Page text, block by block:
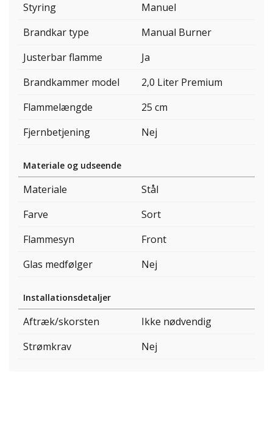
Styring
Manuel
Brandkar type
Manual Burner
Justerbar flamme
Ja
Brandkammer model
2,0 Liter Premium
Flammelængde
25 cm
Fjernbetjening
Nej
Materiale og udseende
Materiale
Stål
Farve
Sort
Flammesyn
Front
Glas medfølger
Nej
Installationsdetaljer
Aftræk/skorsten
Ikke nødvendig
Strømkrav
Nej